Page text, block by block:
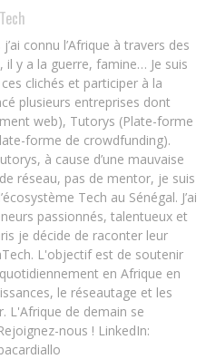
connu l’Afrique à travers des
il y a la guerre, famine… Je suis
clichés et participer à la
plusieurs entreprises dont
web), Tutorys (Plate-forme
forme de crowdfunding).
à cause d’une mauvaise
réseau, pas de mentor, je suis
Tech au Sénégal. J’ai
passionnés, talentueux et
je décide de raconter leur
L'objectif est de soutenir
en Afrique en
le réseautage et les
L'Afrique de demain se
nous ! LinkedIn: